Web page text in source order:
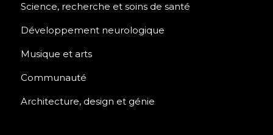
Science, recherche et soins de santé
Développement neurologique
Musique et arts
Communauté
Architecture, design et génie